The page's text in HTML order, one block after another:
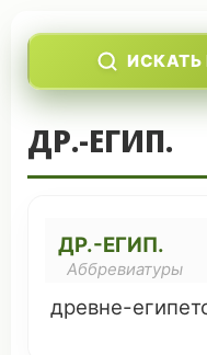
ИСКАТЬ
ДР.-ЕГИП.
ДР.-ЕГИП.
Аббревиатуры
древне-